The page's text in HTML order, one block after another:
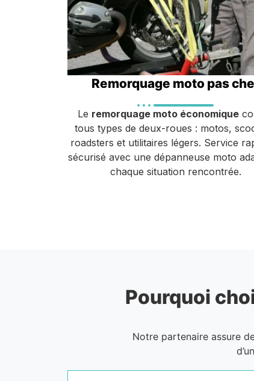
Remorquage moto pas
Le remorquage moto économique
tous types de deux-roues : motos,
roadsters et utilitaires légers. Service
sécurisé avec une dépanneuse moto
chaque situation rencontrée.
Pourquoi
Notre partenaire assure